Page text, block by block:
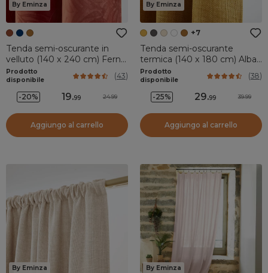
By Eminza
Tenda semi-oscurante in
velluto (140 x 240 cm) Fern
Terracotta
Prodotto
disponibile
(43)
-20% 19.99 24.99
Aggiungo al carrello
By Eminza
+7
Tenda semi-oscurante
termica (140 x 180 cm) Alba
Giallo senape
Prodotto
disponibile
(38)
-25% 29.99 39.99
Aggiungo al carrello
By Eminza By Eminza